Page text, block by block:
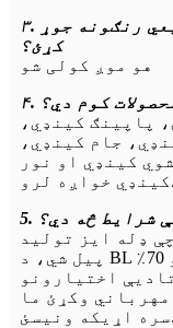
۳. آیا تاسو کولی شئ د خواږو طبیعي رنګونه جوړ
کړئ؟
هو موږ کولی شو
کوم دي؟
پاپینګ کینډي،
جام کینډي،
کینډي او نور
کینډي خواږه لرو.
شرایط څه دي؟
ډله ایز تولید
پیل شي، د BL کاپي په وړاندې 30٪ زیرمه او 70٪
اختیارونو
وکړئ ما
سره اړیکه ونیسئ.